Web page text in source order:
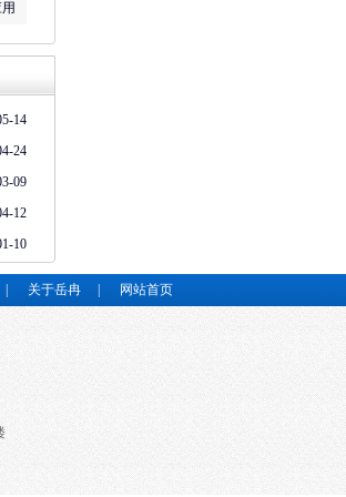
14
24
09
12
10
关于岳冉 网站首页